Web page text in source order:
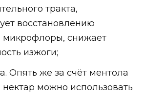
тракта,
восстановлению
микрофлоры, снижает
изжоги;
Опять же за счёт ментола
можно использовать